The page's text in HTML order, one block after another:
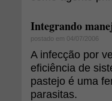
Integrando
postado em 04/07/2006
A infecção por
eficiência de
pastejo é uma
parasitas.